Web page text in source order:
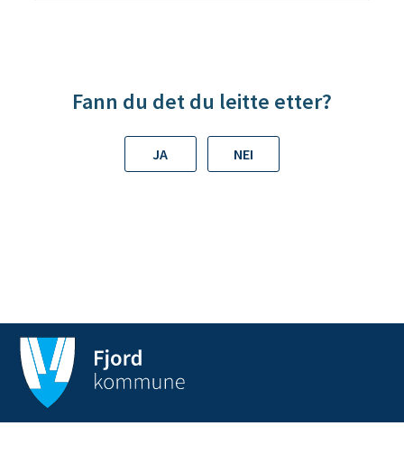
Fann du det du leitte etter?
JA NEI